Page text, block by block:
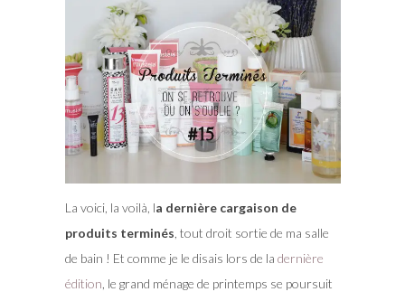
La voici, la voilà, la dernière cargaison de
produits terminés , tout droit sortie de ma salle
de bain ! Et comme je le disais lors de la dernière
édition , le grand ménage de printemps se poursuit